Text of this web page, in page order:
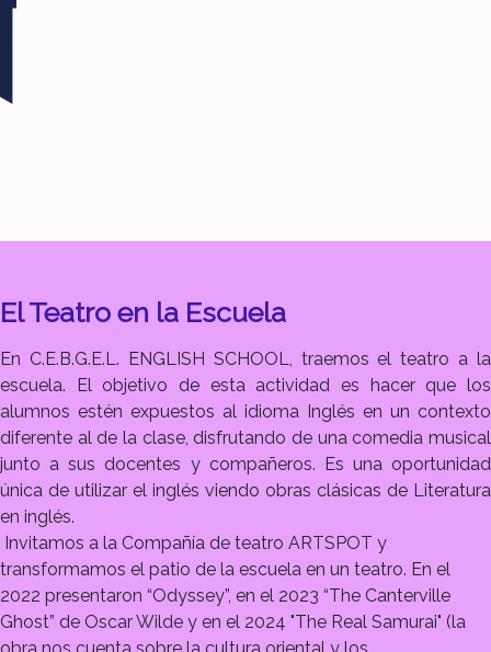
El Teatro en la Escuela
En C.E.B.G.E.L. ENGLISH SCHOOL, traemos el teatro a la
escuela. El objetivo de esta actividad es hacer que los
alumnos estén expuestos al idioma Inglés en un contexto
diferente al de la clase, disfrutando de una comedia musical
junto a sus docentes y compañeros. Es una oportunidad
única de utilizar el inglés viendo obras clásicas de Literatura
en inglés.
Invitamos a la Compañía de teatro ARTSPOT y
transformamos el patio de la escuela en un teatro. En el
2022 presentaron “Odyssey”, en el 2023 “The Canterville
Ghost” de Oscar Wilde y en el 2024 "The Real Samurai" (la